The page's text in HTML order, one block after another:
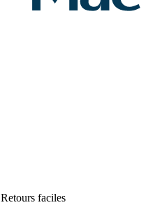
Retours faciles